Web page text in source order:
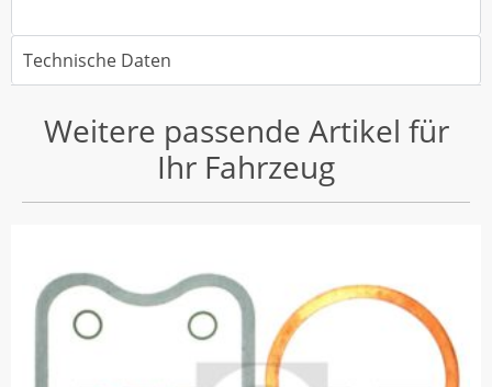
Technische Daten
Weitere passende Artikel für
Ihr Fahrzeug